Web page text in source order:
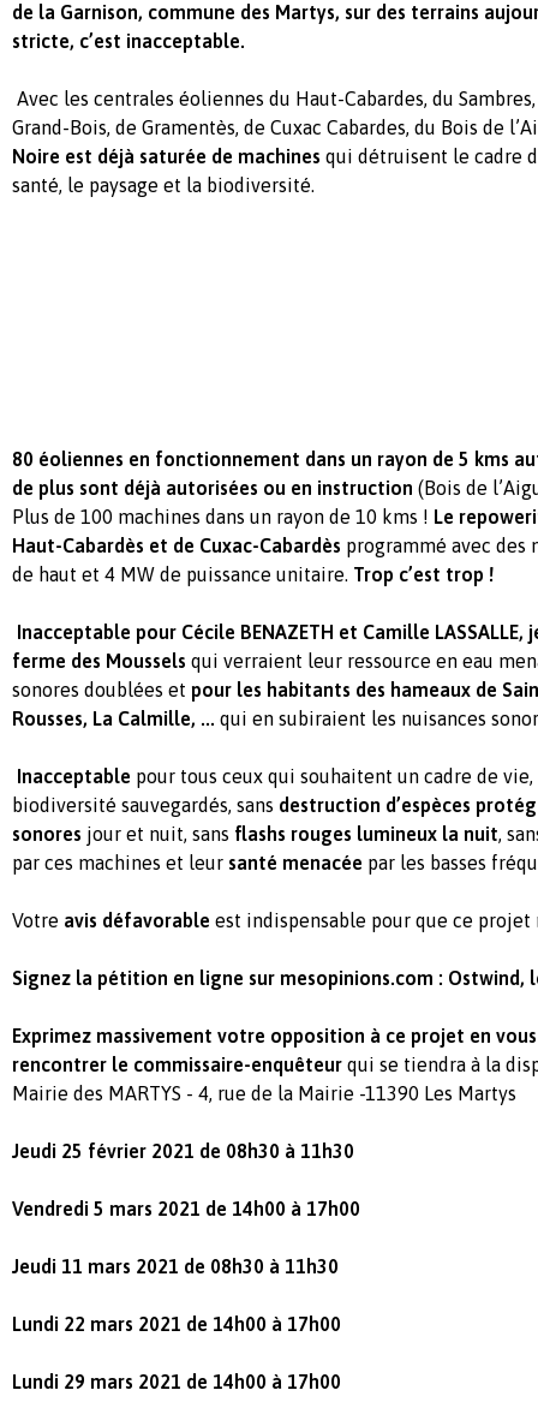
de la Garnison, commune des Martys, sur des terrains
stricte, c’est inacceptable.
Avec les centrales éoliennes du Haut-Cabardes, du
Grand-Bois, de Gramentès, de Cuxac Cabardes, du Bois de
Noire est déjà saturée de machines qui détruisent le cadre
santé, le paysage et la biodiversité.
80 éoliennes en fonctionnement dans un rayon de 5 kms
de plus sont déjà autorisées ou en instruction (Bois de
Plus de 100 machines dans un rayon de 10 kms ! Le
Haut-Cabardès et de Cuxac-Cabardès programmé avec des
de haut et 4 MW de puissance unitaire. Trop c’est trop !
Inacceptable pour Cécile BENAZETH et Camille
ferme des Moussels qui verraient leur ressource en eau
sonores doublées et pour les habitants des hameaux de
Rousses, La Calmille, ... qui en subiraient les nuisances
Inacceptable pour tous ceux qui souhaitent un cadre de vie,
biodiversité sauvegardés, sans destruction d’espèces
sonores jour et nuit, sans flashs rouges lumineux la nuit,
par ces machines et leur santé menacée par les basses
Votre avis défavorable est indispensable pour que ce
Signez la pétition en ligne sur mesopinions.com : Ostwind,
Exprimez massivement votre opposition à ce projet en
rencontrer le commissaire-enquêteur qui se tiendra à la
Mairie des MARTYS - 4, rue de la Mairie -11390 Les Martys
Jeudi 25 février 2021 de 08h30 à 11h30
Vendredi 5 mars 2021 de 14h00 à 17h00
Jeudi 11 mars 2021 de 08h30 à 11h30
Lundi 22 mars 2021 de 14h00 à 17h00
Lundi 29 mars 2021 de 14h00 à 17h00